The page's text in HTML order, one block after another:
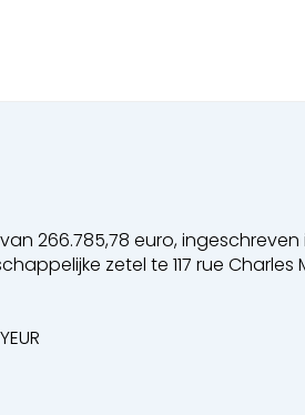
van 266.785,78 euro,
zetel te 117 rue Charles